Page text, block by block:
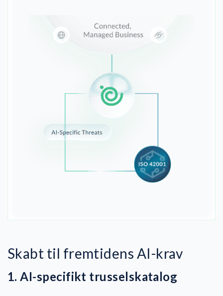
Skabt til fremtidens AI-krav
1. AI-specifikt trusselskatalog